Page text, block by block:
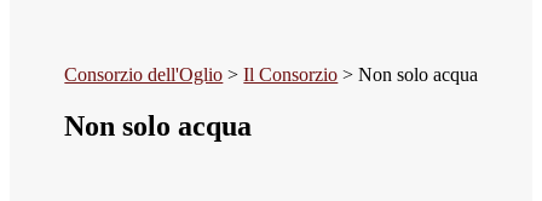
Consorzio dell'Oglio >Il Consorzio >Non solo acqua
Non solo acqua